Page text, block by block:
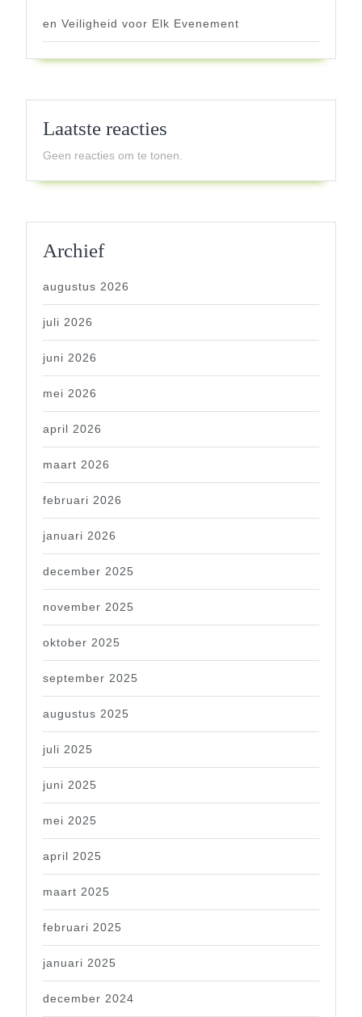
en Veiligheid voor Elk Evenement
Laatste reacties
Geen reacties om te tonen.
Archief
augustus 2026
juli 2026
juni 2026
mei 2026
april 2026
maart 2026
februari 2026
januari 2026
december 2025
november 2025
oktober 2025
september 2025
augustus 2025
juli 2025
juni 2025
mei 2025
april 2025
maart 2025
februari 2025
januari 2025
december 2024